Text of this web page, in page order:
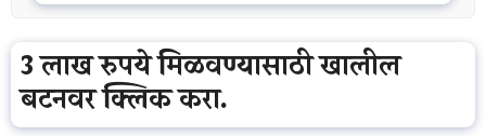
3 लाख रुपये मिळवण्यासाठी खालील
बटनवर क्लिक करा.